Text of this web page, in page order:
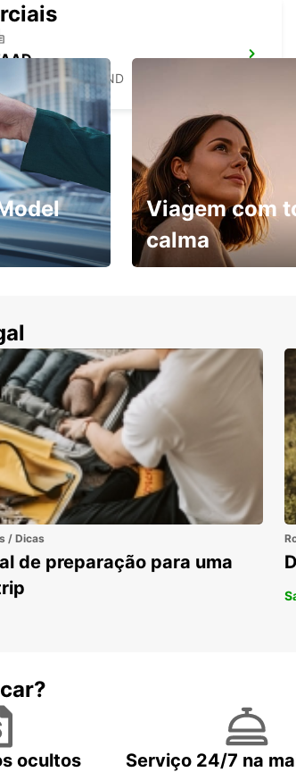
- SWITZERLAND
Viagem com
calma
/ Dicas
de preparação para uma
ocultos
Serviço 24/7 na